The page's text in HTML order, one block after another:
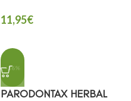
11,95€
-16%
PARODONTAX HERBAL